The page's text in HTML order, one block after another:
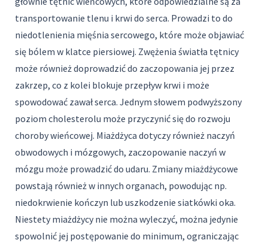
transportowanie tlenu i krwi do serca. Prowadzi to do
niedotlenienia mięśnia sercowego, które może objawiać
się bólem w klatce piersiowej. Zwężenia światła tętnicy
może również doprowadzić do zaczopowania jej przez
zakrzep, co z kolei blokuje przepływ krwi i może
spowodować zawał serca. Jednym słowem podwyższony
poziom cholesterolu może przyczynić się do rozwoju
choroby wieńcowej. Miażdżyca dotyczy również naczyń
obwodowych i mózgowych, zaczopowanie naczyń w
mózgu może prowadzić do udaru. Zmiany miażdżycowe
powstają również w innych organach, powodując np.
niedokrwienie kończyn lub uszkodzenie siatkówki oka.
Niestety miażdżycy nie można wyleczyć, można jedynie
spowolnić jej postępowanie do minimum, ograniczając